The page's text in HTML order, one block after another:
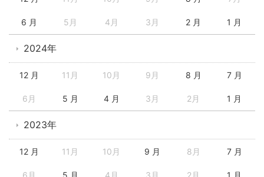
6 月 5月 4月 3月 2 月 1 月
2024年
12 月 11月 10月 9月 8 月 7 月
6月 5 月 4 月 3月 2月 1 月
2023年
12 月 11月 10月 9 月 8月 7 月